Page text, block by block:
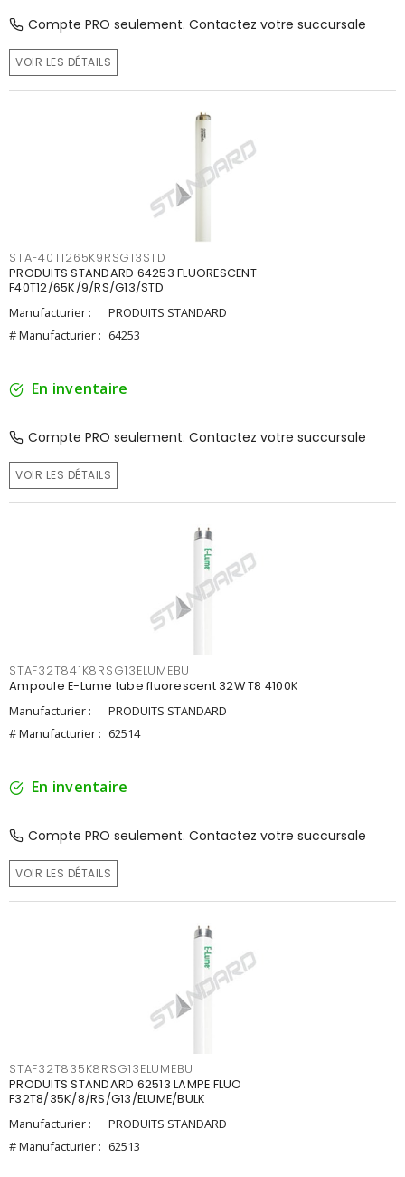
Compte PRO seulement. Contactez votre succursale
VOIR LES DÉTAILS
STAF40T1265K9RSG13STD
PRODUITS STANDARD 64253 FLUORESCENT
F40T12/65K/9/RS/G13/STD
Manufacturier :
PRODUITS STANDARD
# Manufacturier : 64253
En inventaire
Compte PRO seulement. Contactez votre succursale
VOIR LES DÉTAILS
STAF32T841K8RSG13ELUMEBU
Ampoule E-Lume tube fluorescent 32W T8 4100K
Manufacturier :
PRODUITS STANDARD
# Manufacturier : 62514
En inventaire
Compte PRO seulement. Contactez votre succursale
VOIR LES DÉTAILS
STAF32T835K8RSG13ELUMEBU
PRODUITS STANDARD 62513 LAMPE FLUO
F32T8/35K/8/RS/G13/ELUME/BULK
Manufacturier :
PRODUITS STANDARD
# Manufacturier : 62513